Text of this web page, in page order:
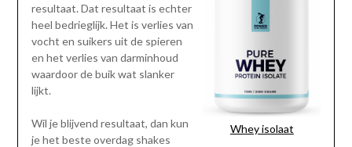
Whey isolaat
resultaat. Dat resultaat is echter
heel bedrieglijk. Het is verlies van
vocht en suikers uit de spieren
en het verlies van darminhoud
waardoor de buik wat slanker
lijkt.
Wil je blijvend resultaat, dan kun
je het beste overdag shakes